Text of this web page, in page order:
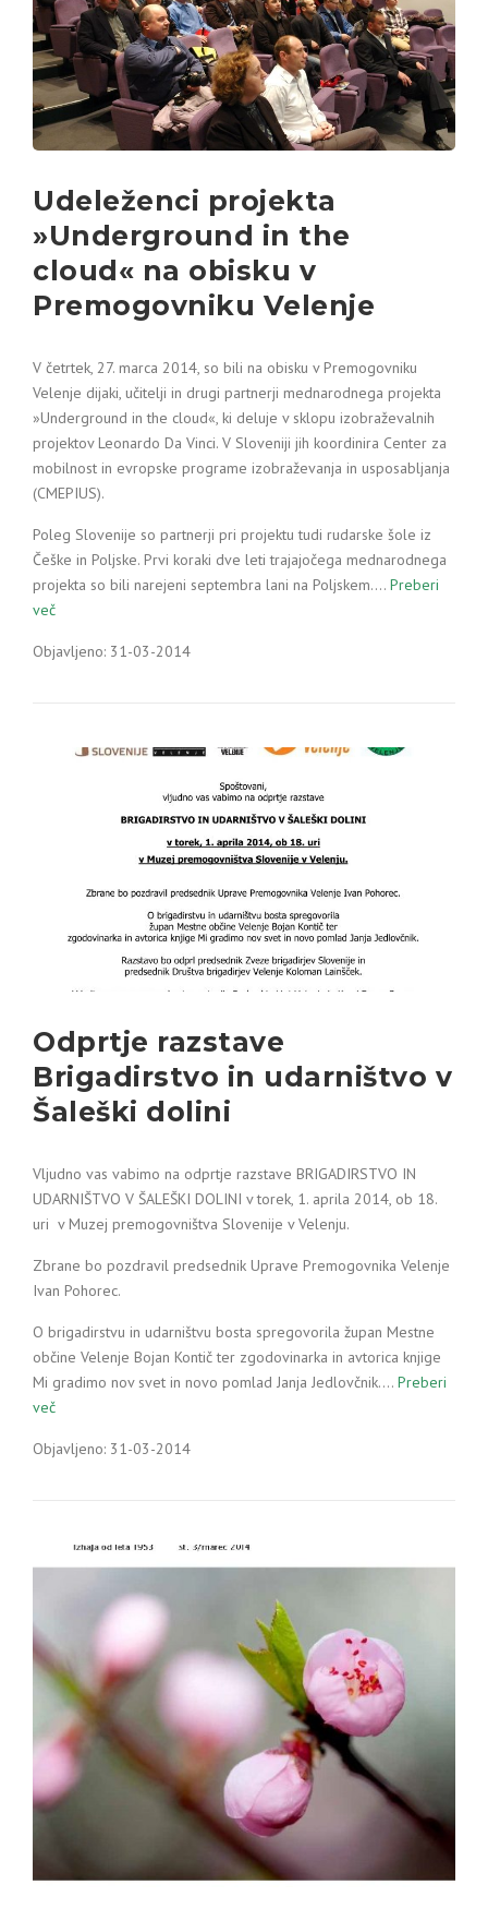
Udeleženci projekta
»Underground in the
cloud« na obisku v
Premogovniku Velenje
V četrtek, 27. marca 2014, so bili na obisku v Premogovniku
Velenje dijaki, učitelji in drugi partnerji mednarodnega projekta
»Underground in the cloud«, ki deluje v sklopu izobraževalnih
projektov Leonardo Da Vinci. V Sloveniji jih koordinira Center za
mobilnost in evropske programe izobraževanja in usposabljanja
(CMEPIUS).
Poleg Slovenije so partnerji pri projektu tudi rudarske šole iz
Češke in Poljske. Prvi koraki dve leti trajajočega mednarodnega
projekta so bili narejeni septembra lani na Poljskem.… Preberi
več
Objavljeno: 31-03-2014
Odprtje razstave
Brigadirstvo in udarništvo v
Šaleški dolini
Vljudno vas vabimo na odprtje razstave BRIGADIRSTVO IN
UDARNIŠTVO V ŠALEŠKI DOLINI v torek, 1. aprila 2014, ob 18.
uri v Muzej premogovništva Slovenije v Velenju.
Zbrane bo pozdravil predsednik Uprave Premogovnika Velenje
Ivan Pohorec.
O brigadirstvu in udarništvu bosta spregovorila župan Mestne
občine Velenje Bojan Kontič ter zgodovinarka in avtorica knjige
Mi gradimo nov svet in novo pomlad Janja Jedlovčnik.… Preberi
več
Objavljeno: 31-03-2014